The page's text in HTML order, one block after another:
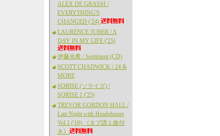
ALEX DE GRASSI /
EVERYTHING'S
CHANGED ('24)
LAURENCE JUBER / A
DAY IN MY LIFE ('25)
伊藤光希 / Sentiment (CD)
SCOTT CHADWICK / 24 &
MORE
SORISE (ソライズ) /
SORISE 1 ('25)
TREVOR GORDON HALL /
Late Night with Headphones
Vol.1 ('16) 《タブ譜１曲付
き》